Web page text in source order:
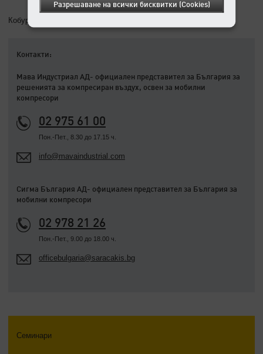
Кобург, декември 2008 г.
Контакти:
Мава Индустриал АД- официален представител за България за
решенията за компресиран въздух, освен за мобилни
компресори
02 975 61 00
Пон.-Пет., 8.30 до 17.15 ч.
info@mavaindustrial.com
Сигма България АД- официален представител за България за
мобилни компресори
02 978 21 26
Пон.-Пет., 9.00 до 18.00 ч.
officebulgaria@saracakis.bg
Семинари
Разрешаване на всички бисквитки (Cookies)